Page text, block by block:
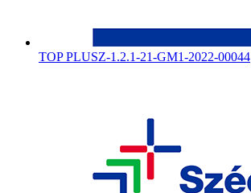
TOP PLUSZ-1.2.1-21-GM1-2022-00044